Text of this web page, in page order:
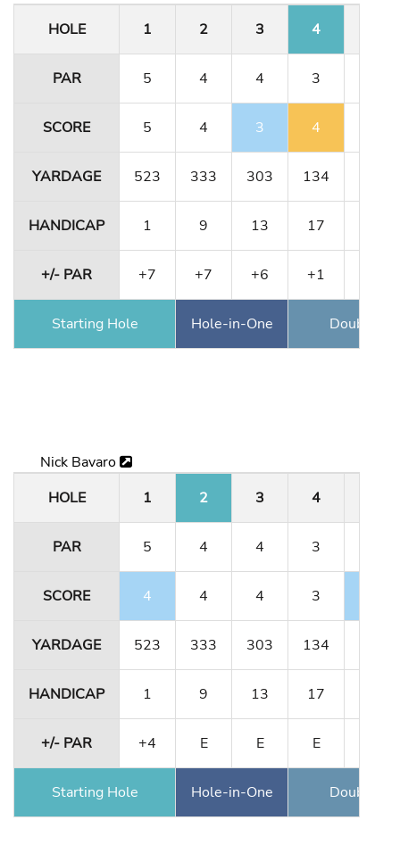
HOLE
1 2 3 4
PAR 5 4 4 3
SCORE 5 4 3 4
YARDAGE 523 333 303 134
HANDICAP 1 9 13 17
+/- PAR +7 +7 +6 +1
Starting Hole Hole-in-One Double
Nick Bavaro
HOLE
1 2 3 4
PAR 5 4 4 3
SCORE 4 4 4 3
YARDAGE 523 333 303 134
HANDICAP 1 9 13 17
+/- PAR +4 E E E
Starting Hole Hole-in-One Double